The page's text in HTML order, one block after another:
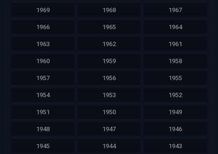
1969 1968 1967
1966 1965 1964
1963 1962 1961
1960 1959 1958
1957 1956 1955
1954 1953 1952
1951 1950 1949
1948 1947 1946
1945 1944 1943